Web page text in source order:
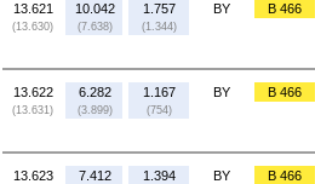
13.621
(13.630)
10.042
(7.638)
1.757
(1.344)
BY B 466
13.622
(13.631)
6.282
(3.899)
1.167
(754)
BY B 466
13.623 7.412 1.394 BY B 466